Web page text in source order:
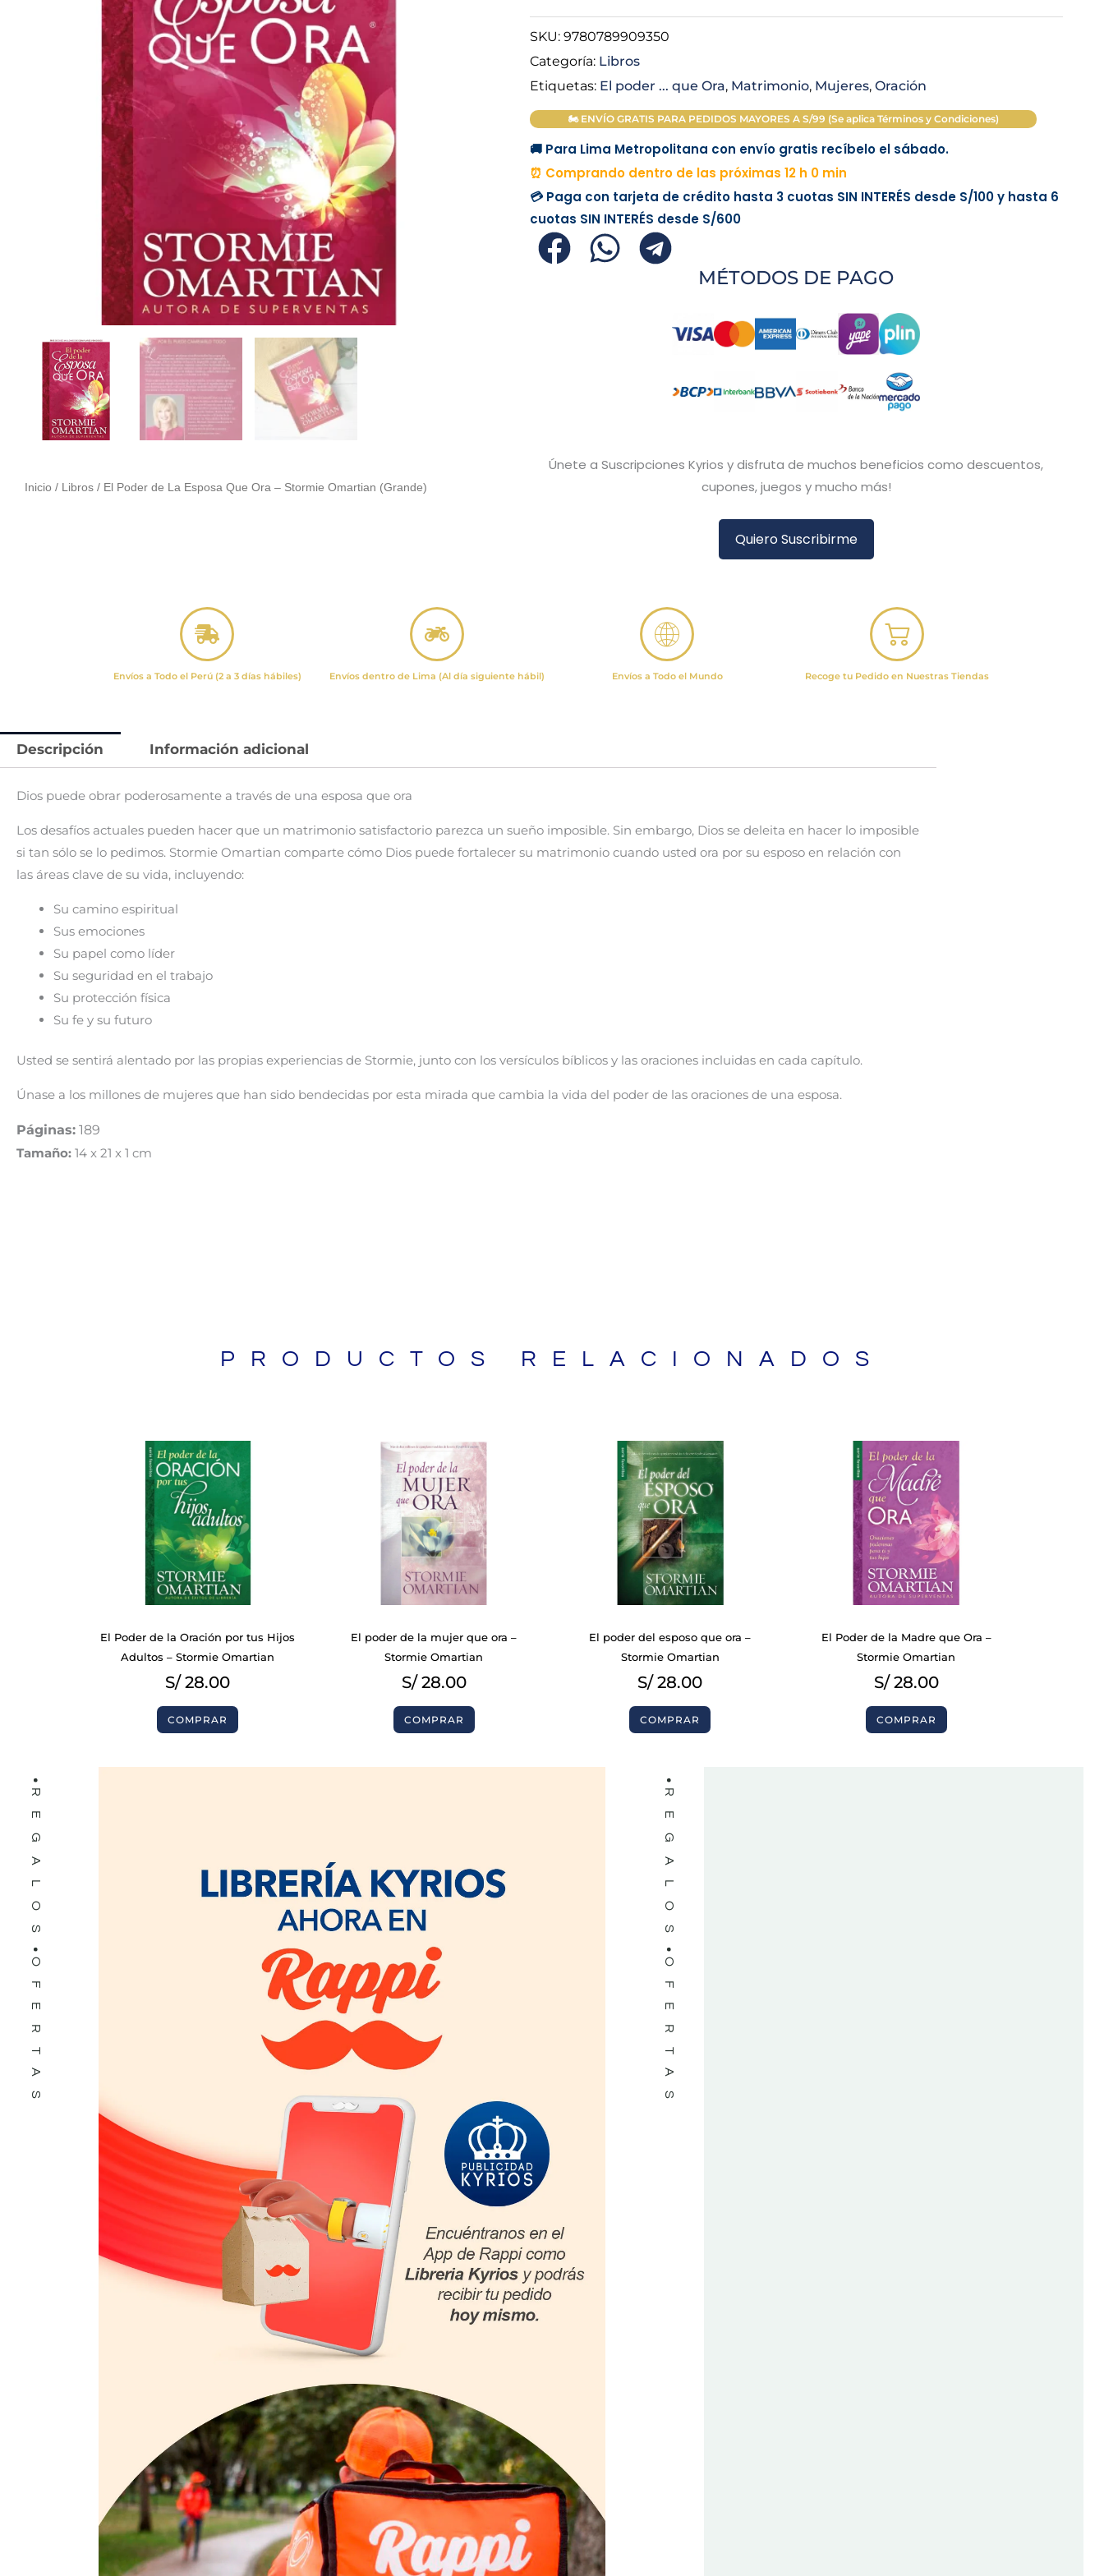
Inicio / Libros / El Poder de La Esposa Que Ora – Stormie Omartian (Grande)
SKU: 9780789909350
Categoría: Libros
Etiquetas: El poder ... que Ora, Matrimonio, Mujeres, Oración
🏍 ENVÍO GRATIS PARA PEDIDOS MAYORES A S/99 (Se aplica Términos y Condiciones)
🚚 Para Lima Metropolitana con envío gratis recíbelo el sábado.
⏰ Comprando dentro de las próximas 12 h 0 min
💳 Paga con tarjeta de crédito hasta 3 cuotas SIN INTERÉS desde S/100y hasta 6
cuotas SIN INTERÉS desde S/600
MÉTODOS DE PAGO
Únete a Suscripciones Kyrios y disfruta de muchos beneficios como descuentos,
cupones, juegos y mucho más!
Quiero Suscribirme
Envíos a Todo el Perú (2 a 3 días hábiles) Envíos dentro de Lima (Al día siguiente hábil) Envíos a Todo el Mundo Recoge tu Pedido en Nuestras Tiendas
Descripción Información adicional
Dios puede obrar poderosamente a través de una esposa que ora
Los desafíos actuales pueden hacer que un matrimonio satisfactorio parezca un sueño imposible. Sin embargo, Dios se deleita en hacer lo imposible
si tan sólo se lo pedimos. Stormie Omartian comparte cómo Dios puede fortalecer su matrimonio cuando usted ora por su esposo en relación con
las áreas clave de su vida, incluyendo:
Su camino espiritual
Sus emociones
Su papel como líder
Su seguridad en el trabajo
Su protección física
Su fe y su futuro
Usted se sentirá alentado por las propias experiencias de Stormie, junto con los versículos bíblicos y las oraciones incluidas en cada capítulo.
Únase a los millones de mujeres que han sido bendecidas por esta mirada que cambia la vida del poder de las oraciones de una esposa.
Páginas: 189
Tamaño: 14 x 21 x 1 cm
PRODUCTOS RELACIONADOS
El Poder de la Oración por tus Hijos
Adultos – Stormie Omartian
S/28.00
COMPRAR
El poder de la mujer que ora –
Stormie Omartian
S/28.00
COMPRAR
El poder del esposo que ora –
Stormie Omartian
S/28.00
COMPRAR
El Poder de la Madre que Ora –
Stormie Omartian
S/28.00
COMPRAR
BIBLIAS
LIBROS
REGALOS
OFERTAS
REGALOS
OFERTAS